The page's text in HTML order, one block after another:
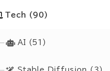
Tech (90)
AI (51)